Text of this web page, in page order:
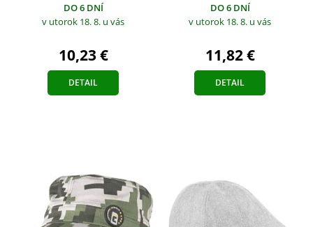
DO 6 DNÍ
v utorok 18. 8. u vás
10,23 €
DETAIL
DO 6 DNÍ
v utorok 18. 8. u vás
11,82 €
DETAIL